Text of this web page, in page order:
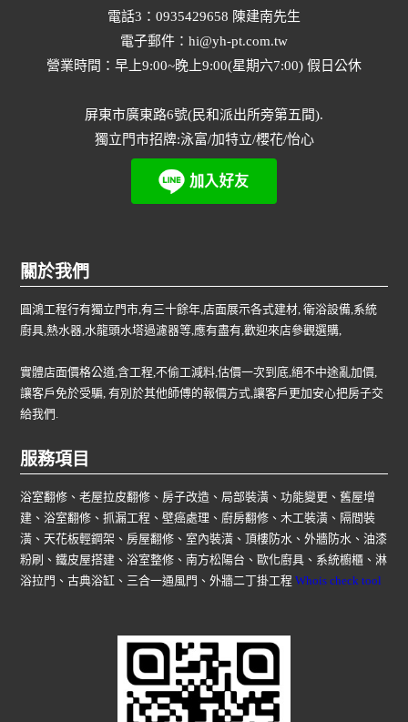
電話3：0935429658 陳建南先生
電子郵件：hi@yh-pt.com.tw
營業時間：早上9:00~晚上9:00(星期六7:00) 假日公休
屏東市廣東路6號(民和派出所旁第五間).
獨立門市招牌:泳富/加特立/櫻花/怡心
關於我們
圓鴻工程行有獨立門市,有三十餘年,店面展示各式建材, 衛浴設備,系統
廚具,熱水器,水龍頭水塔過濾器等,應有盡有,歡迎來店參觀選購,
實體店面價格公道,含工程,不偷工減料,估價一次到底,絕不中途亂加價,
讓客戶免於受騙, 有別於其他師傅的報價方式,讓客戶更加安心把房子交
給我們.
服務項目
浴室翻修、老屋拉皮翻修、房子改造、局部裝潢、功能變更、舊屋增
建、浴室翻修、抓漏工程、壁癌處理、廚房翻修、木工裝潢、隔間裝
潢、天花板輕鋼架、房屋翻修、室內裝潢、頂樓防水、外牆防水、油漆
粉刷、鐵皮屋搭建、浴室整修、南方松陽台、歐化廚具、系統櫥櫃、淋
浴拉門、古典浴缸、三合一通風門、外牆二丁掛工程Whois check tool